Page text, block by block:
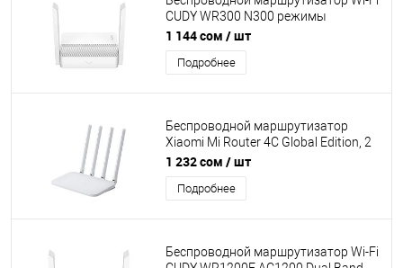
CUDY WR300 N300 режимы
AP/RE/WISP/Mesh Satellite, 2.4GHz,
4xLAN 10/100 Mbp/s, 2 антенны,
2x2MIMO, IPTV
1 144 сом / шт
Подробнее
Беспроводной маршрутизатор
Xiaomi Mi Router 4C Global Edition, 2
порта LAN 10/100 Мбит/с, 1 порт
WAN 10/100 Мбит/с, 4 внешние
антенны, Wi-Fi 2.4 ГГц (до 300 Мбит/
1 232 сом / шт
Подробнее
Беспроводной маршрутизатор Wi-Fi